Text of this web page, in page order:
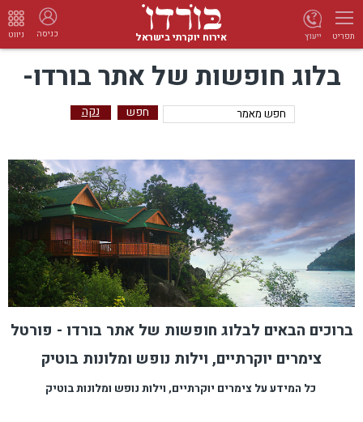
תפריט אירוח יוקרתי בישראל כניסה ניווט ייעוץ
בלוג חופשות של אתר בורדו-
נקה
ברוכים הבאים לבלוג חופשות של אתר בורדו - פורטל
צימרים יוקרתיים, וילות נופש ומלונות בוטיק
כל המידע על צימרים יוקרתיים, וילות נופש ומלונות בוטיק